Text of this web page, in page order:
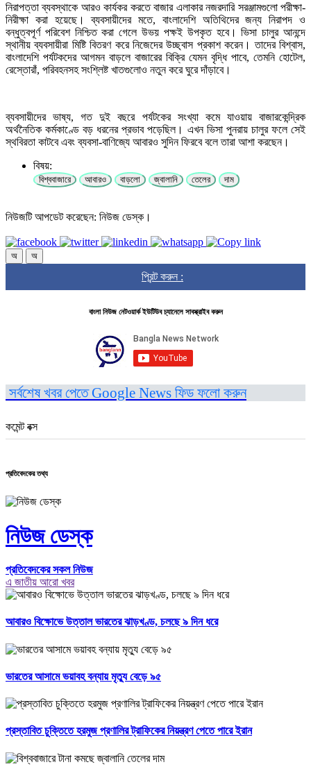
নিরাপত্তা ব্যবস্থাকে আরও কার্যকর করতে বাজার এলাকার নজরদারি সরঞ্জামগুলো পরীক্ষা-
নিরীক্ষা করা হয়েছে। ব্যবসায়ীদের মতে, বাংলাদেশি অতিথিদের জন্য নিরাপদ ও
বন্ধুত্বপূর্ণ পরিবেশ নিশ্চিত করা গেলে উভয় পক্ষই উপকৃত হবে। ভিসা চালুর আনন্দে
স্থানীয় ব্যবসায়ীরা মিষ্টি বিতরণ করে নিজেদের উচ্ছ্বাস প্রকাশ করেন। তাদের বিশ্বাস,
বাংলাদেশি পর্যটকদের আগমন বাড়লে বাজারের বিক্রি যেমন বৃদ্ধি পাবে, তেমনি হোটেল,
রেস্তোরাঁ, পরিবহনসহ সংশ্লিষ্ট খাতগুলোও নতুন করে ঘুরে দাঁড়াবে।
ব্যবসায়ীদের ভাষ্য, গত দুই বছরে পর্যটকের সংখ্যা কমে যাওয়ায় বাজারকেন্দ্রিক
অর্থনৈতিক কর্মকাণ্ডে বড় ধরনের প্রভাব পড়েছিল। এখন ভিসা পুনরায় চালুর ফলে সেই
স্থবিরতা কাটবে এবং ব্যবসা-বাণিজ্যে আবারও সুদিন ফিরবে বলে তারা আশা করছেন।
বিষয়:
বিশ্ববাজারে আবারও বাড়লো জ্বালানি তেলের দাম
নিউজটি আপডেট করেছেন: নিউজ ডেস্ক।
অ অ
প্রিন্ট করুন :
বাংলা নিউজ নেটওয়ার্ক ইউটিউব চ্যানেলে সাবস্ক্রাইব করুন
সর্বশেষ খবর পেতে Google News ফিড ফলো করুন
কমেন্ট বক্স
প্রতিবেদকের তথ্য
নিউজ ডেস্ক
প্রতিবেদকের সকল নিউজ
এ জাতীয় আরো খবর
আবারও বিক্ষোভে উত্তাল ভারতের ঝাড়খণ্ড, চলছে ৯ দিন ধরে
ভারতের আসামে ভয়াবহ বন্যায় মৃত্যু বেড়ে ৯৫
প্রস্তাবিত চুক্তিতে হরমুজ প্রণালির ট্রাফিকের নিয়ন্ত্রণ পেতে পারে ইরান